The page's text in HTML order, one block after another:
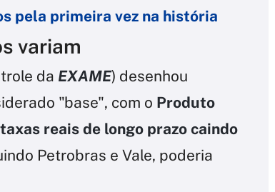
pela primeira vez na história
variam
da EXAME) desenhou
"base", com o Produto
taxas reais de longo prazo caindo
Petrobras e Vale, poderia